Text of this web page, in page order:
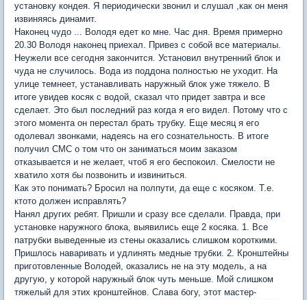
установку кондея. Я периодически звонил и слушал ,как он меня
извиняясь динамит.
Наконец чудо ... Володя едет ко мне. Час дня. Время примерно
20.30 Володя наконец приехал. Привез с собой все материалы.
Неужели все сегодня закончится. Установил внутренний блок и
чуда не случилось. Вода из поддона полностью не уходит. На
улице темнеет, устанавливать наружный блок уже тяжело. В
итоге увидев косяк с водой, сказал что придет завтра и все
сделает. Это был последний раз когда я его видел. Потому что с
этого момента он перестал брать трубку. Еще месяц я его
одолевал звонками, надеясь на его сознательность. В итоге
получил СМС о том что он заниматься моим заказом
отказывается и не желает, чтоб я его беспокоил. Смелости не
хватило хотя бы позвонить и извиниться.
Как это понимать? Бросил на полпути, да еще с косяком. Т.е.
ктото должен исправлять?
Нанял других ребят. Пришли и сразу все сделали. Правда, при
установке наружного блока, выявились еще 2 косяка. 1. Все
патрубки выведенные из стены оказались слишком короткими.
Пришлось наваривать и удлинять медные трубки. 2. Кронштейны
приготовленные Володей, оказались не на эту модель, а на
другую, у которой наружный блок чуть меньше. Мой слишком
тяжелый для этих кронштейнов. Слава богу, этот мастер-